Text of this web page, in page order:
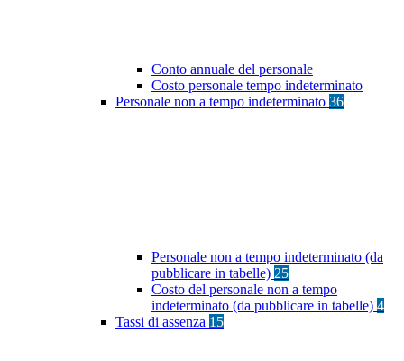
Conto annuale del personale
Costo personale tempo indeterminato
Personale non a tempo indeterminato 36
Personale non a tempo indeterminato (da
pubblicare in tabelle) 25
Costo del personale non a tempo
indeterminato (da pubblicare in tabelle) 4
Tassi di assenza 15